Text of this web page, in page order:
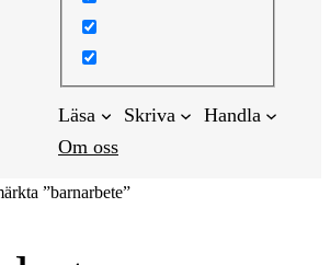
Läsa Skriva
Handla
Om oss
”barnarbete”